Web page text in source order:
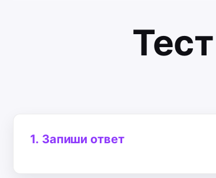
Тест
1. Запиши ответ